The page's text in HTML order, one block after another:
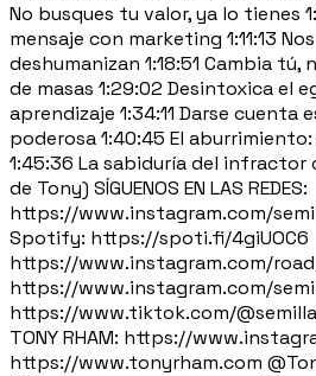
No busques tu valor, ya lo tienes
mensaje con marketing 1:11:13
deshumanizan 1:18:51 Cambia tú,
de masas 1:29:02 Desintoxica el
aprendizaje 1:34:11 Darse cuenta
poderosa 1:40:45 El
1:45:36 La sabiduría del
de Tony) SÍGUENOS EN LAS REDES:
https://www.instagram.com/
Spotify: https://spoti.fi/4giUOC6
https://www.instagram.com/
https://www.instagram.com/
https://www.tiktok.com/
TONY RHAM: https://
https://www.tonyrham.com